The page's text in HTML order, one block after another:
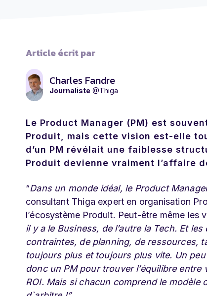
Article écrit par
Charles Fandre
Journaliste @Thiga
Le Product Manager (PM) est
Produit, mais cette vision est-elle
d’un PM révélait une faiblesse
Produit devienne vraiment l’affaire
“Dans un monde idéal, le Product
consultant Thiga expert en organisation
l’écosystème Produit. Peut-être même les
il y a le Business, de l’autre la Tech. Et
contraintes, de planning, de ressources,
toujours plus et toujours plus vite. Un
donc un PM pour trouver l’équilibre
ROI. Mais si chacun comprend le modèle